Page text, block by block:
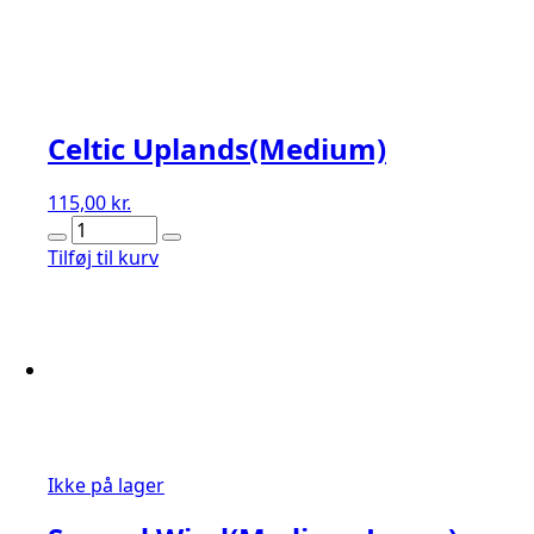
Celtic Uplands(Medium)
115,00 kr.
Celtic
Uplands(Medium)
Tilføj til kurv
Ikke på lager